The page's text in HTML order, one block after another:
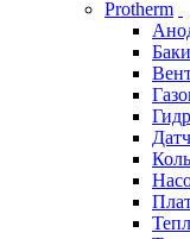
Protherm
Баки